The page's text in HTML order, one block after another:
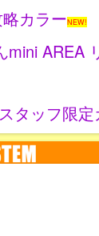
カラーNEW!
mini AREA
タッフ限定